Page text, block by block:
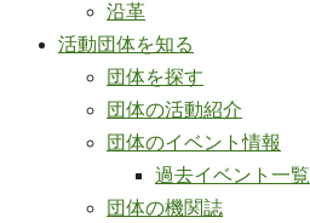
沿革
活動団体を知る
団体を探す
団体の活動紹介
団体のイベント情報
過去イベント一覧
団体の機関誌